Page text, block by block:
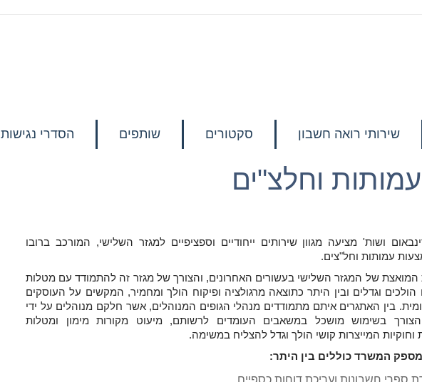
שירותי רואה חשבון סקטורים שותפים הסדרי נגישות
וחלצ"ים
ושות' מציעה מגוון שירותים ייחודיים וספציפיים למגזר השלישי, המורכב ברובו
עמותות וחל"צים.
של המגזר השלישי בעשורים האחרונים, והצורך של מגזר זה להתמודד עם מטלות
הולכים וגדלים ובין היתר כתוצאה מרגולציה ופיקוח הולך ומחמיר, המקשים על העוסקים
בין האתגרים איתם מתמודדים מנהלי הגופים המנוהלים, אשר חלקם מנוהלים על ידי
בשימוש מושכל במשאבים העומדים לרשותם, מיעוט מקורות מימון ומטלות
וחוקיות המייצרות קושי הולך וגדל להצליח במשימה.
המשרד כוללים בין היתר:
ספרי חשבונות ועריכת דוחות כספיים.